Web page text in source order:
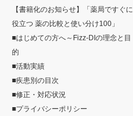
【書籍化のお知らせ】「薬局ですぐに
役立つ 薬の比較と使い分け100」
■はじめての方へ～Fizz-DIの理念と目
的
■活動実績
■疾患別の目次
■修正・対応状況
■プライバシーポリシー